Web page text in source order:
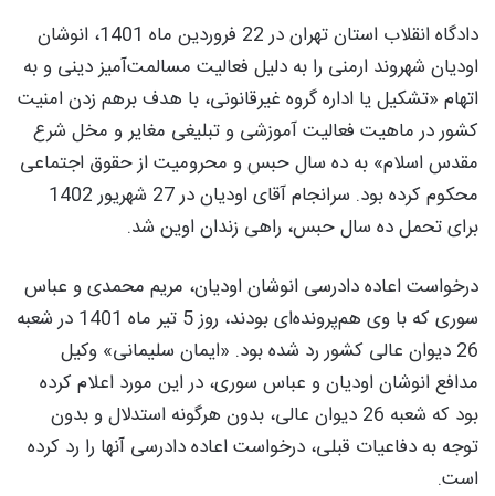
دادگاه انقلاب استان تهران در 22 فروردین ماه 1401، انوشان
اودیان شهروند ارمنی را به دلیل فعالیت مسالمت‌آمیز دینی و به
اتهام «تشکیل یا اداره گروه غیرقانونی، با هدف برهم زدن امنیت
کشور در ماهیت فعالیت آموزشی و تبلیغی مغایر و مخل شرع
مقدس اسلام» به ده سال حبس و محرومیت از حقوق اجتماعی
محکوم کرده بود. سرانجام آقای اودیان در 27 شهریور 1402
برای تحمل ده سال حبس، راهی زندان اوین شد.
درخواست اعاده دادرسی انوشان اودیان، مریم محمدی و عباس
سوری که با وی هم‌پرونده‌ای بودند، روز 5 تیر ماه 1401 در شعبه
26 دیوان عالی کشور رد شده بود. «ایمان سلیمانی» وکیل
مدافع انوشان اودیان و عباس سوری، در این مورد اعلام کرده
بود که شعبه 26 دیوان عالی، بدون هرگونه استدلال و بدون
توجه به دفاعیات قبلی، درخواست اعاده دادرسی آنها را رد کرده
است.